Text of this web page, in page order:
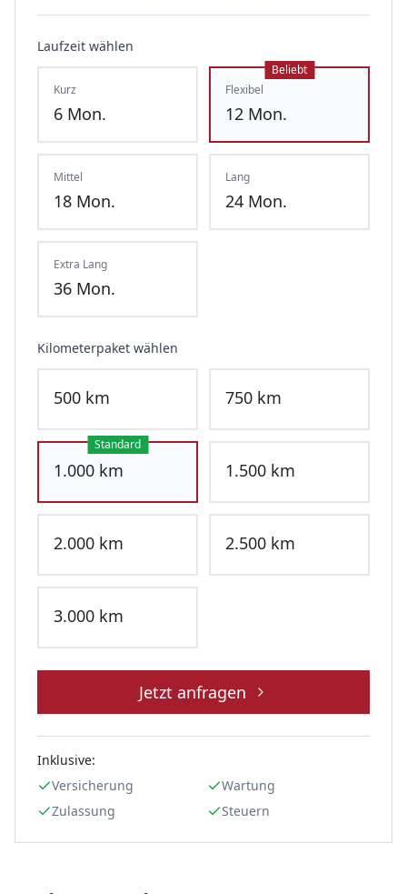
Laufzeit wählen
Kurz
6 Mon.
Beliebt
Flexibel
12 Mon.
Mittel
18 Mon.
Lang
24 Mon.
Extra Lang
36 Mon.
Kilometerpaket wählen
500 km 750 km
Standard
1.000 km 1.500 km
2.000 km 2.500 km
3.000 km
Jetzt anfragen
Inklusive:
Versicherung
Wartung
Zulassung
Steuern